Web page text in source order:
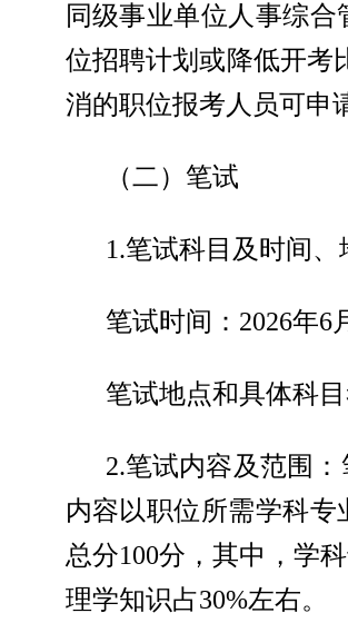
同级事业单位人事综
位招聘计划或降低开考
消的职位报考人员可申
（二）笔试
1.笔试科目及时间、
笔试时间：2026年6
笔试地点和具体科
2.笔试内容及范围
内容以职位所需学科
总分100分，其中，学
理学知识占30%左右。